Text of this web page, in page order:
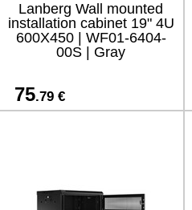
Lanberg Wall mounted
installation cabinet 19" 4U
600X450 | WF01-6404-
00S | Gray
75.79 €